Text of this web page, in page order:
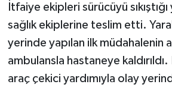
İtfaiye ekipleri sürücüyü
sağlık ekiplerine teslim etti.
yerinde yapılan ilk müdahalenin
ambulansla hastaneye kaldırıldı.
araç çekici yardımıyla olay